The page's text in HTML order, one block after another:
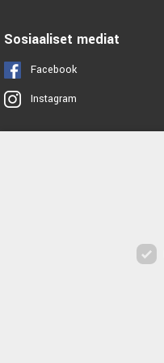
»Biobased«
Sosiaaliset mediat
Facebook
Instagram